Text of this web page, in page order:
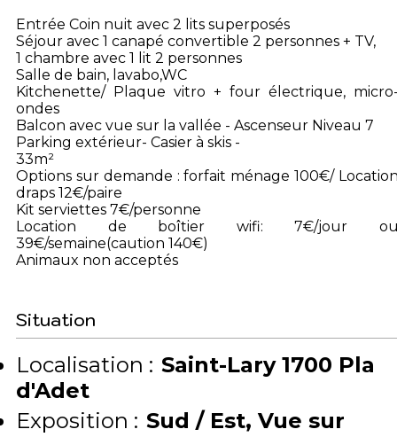
Entrée Coin nuit avec 2 lits superposés
Séjour avec 1 canapé convertible 2 personnes + TV,
1 chambre avec 1 lit 2 personnes
Salle de bain, lavabo,WC
Kitchenette/ Plaque vitro + four électrique,
ondes
Balcon avec vue sur la vallée - Ascenseur Niveau 7
Parking extérieur- Casier à skis -
33m²
Options sur demande : forfait ménage 100€/
draps 12€/paire
Kit serviettes 7€/personne
Location de boîtier wifi: 7€/jour
39€/semaine(caution 140€)
Animaux non acceptés
Situation
Localisation : Saint-Lary 1700 Pla
d'Adet
Exposition : Sud / Est Vue sur